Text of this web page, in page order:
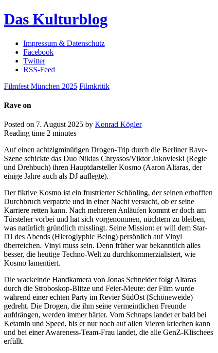
Das Kulturblog
Impressum & Datenschutz
Facebook
Twitter
RSS-Feed
Filmfest München 2025 Filmkritik
Rave on
Posted on 7. August 2025 by Konrad Kögler
Reading time 2 minutes
Auf einen achtzigminütigen Drogen-Trip durch die Berliner Rave-
Szene schickte das Duo Nikias Chryssos/Viktor Jakovleski (Regie
und Drehbuch) ihren Hauptdarsteller Kosmo (Aaron Altaras, der
einige Jahre auch als DJ auflegte).
Der fiktive Kosmo ist ein frustrierter Schönling, der seinen erhofften
Durchbruch verpatzte und in einer Nacht versucht, ob er seine
Karriere retten kann. Nach mehreren Anläufen kommt er doch am
Türsteher vorbei und hat sich vorgenommen, nüchtern zu bleiben,
was natürlich gründlich misslingt. Seine Mission: er will dem Star-
DJ des Abends (Hieroglyphic Being) persönlich auf Vinyl
überreichen. Vinyl muss sein. Denn früher war bekanntlich alles
besser, die heutige Techno-Welt zu durchkommerzialisiert, wie
Kosmo lamentiert.
Die wackelnde Handkamera von Jonas Schneider folgt Altaras
durch die Stroboskop-Blitze und Feier-Meute: der Film wurde
während einer echten Party im Revier SüdOst (Schöneweide)
gedreht. Die Drogen, die ihm seine vermeintlichen Freunde
aufdrängen, werden immer härter. Vom Schnaps landet er bald bei
Ketamin und Speed, bis er nur noch auf allen Vieren kriechen kann
und bei einer Awareness-Team-Frau landet, die alle GenZ-Klischees
erfüllt.